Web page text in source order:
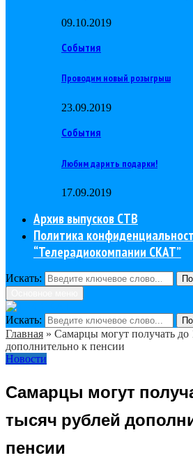
09.10.2019
События
Проводим новый розыгрыш
23.09.2019
События
Любим дарить подарки!
17.09.2019
Архив выпусков СТВ
Политика
“Телерадиокомпании СКАТ”
Искать:
Искать:
Главная » Самарцы могут получать до
дополнительно к пенсии
Новости
Самарцы могут
тысяч рублей
пенсии